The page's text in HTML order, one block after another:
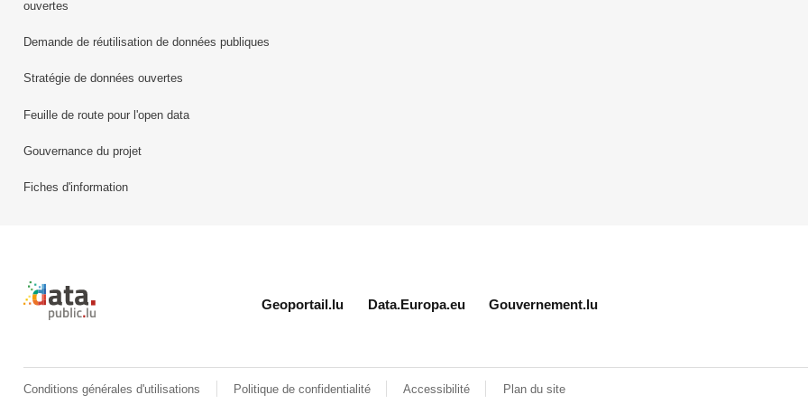
ouvertes
Demande de réutilisation de données publiques
Stratégie de données ouvertes
Feuille de route pour l'open data
Gouvernance du projet
Fiches d'information
Retour à l'accueil de data.public.lu
Geoportail.lu Data.Europa.eu Gouvernement.lu
Conditions générales d'utilisations Politique de confidentialité Accessibilité Plan du site